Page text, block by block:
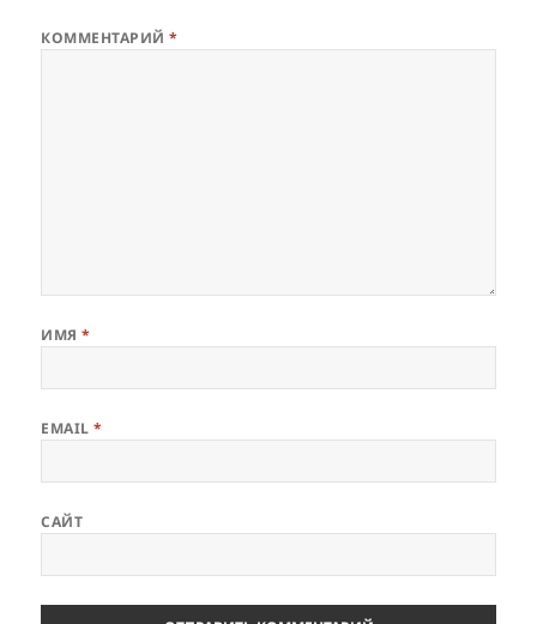
КОММЕНТАРИЙ*
ИМЯ*
EMAIL*
САЙТ